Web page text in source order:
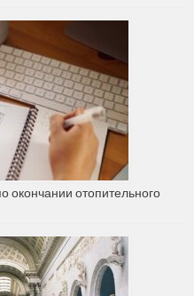
окончании отопительного